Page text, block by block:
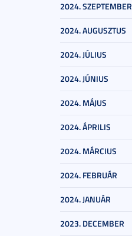
2024. SZEPTEMBER
2024. AUGUSZTUS
2024. JÚLIUS
2024. JÚNIUS
2024. MÁJUS
2024. ÁPRILIS
2024. MÁRCIUS
2024. FEBRUÁR
2024. JANUÁR
2023. DECEMBER